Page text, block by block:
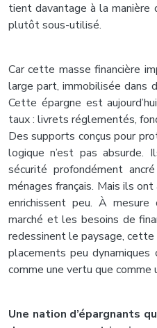
tient davantage à la
plutôt sous-utilisé.
Car cette masse financière
large part, immobilisée dans
Cette épargne est
taux : livrets réglementés,
Des supports conçus pour
logique n’est pas absurde.
sécurité profondément
ménages français. Mais ils
enrichissent peu. À
marché et les besoins de
redessinent le paysage,
placements peu dynamiques
comme une vertu que comme
Une nation d’épargnants